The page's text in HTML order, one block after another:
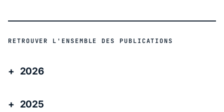
RETROUVER L'ENSEMBLE DES PUBLICATIONS
2026
2025